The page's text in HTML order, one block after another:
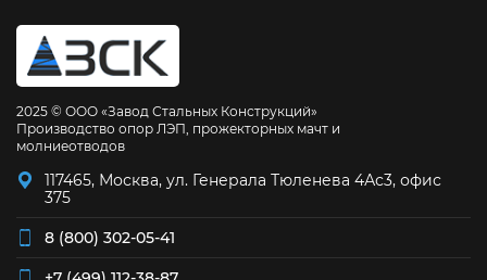
2025 © ООО «Завод Стальных Конструкций»
Производство опор ЛЭП, прожекторных мачт и
молниеотводов
117465, Москва, ул. Генерала Тюленева 4Ас3, офис
375
8 (800) 302-05-41